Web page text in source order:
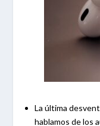
La última
hablamos de los